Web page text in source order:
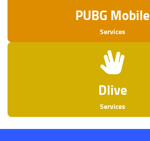
PUBG Mobile
Services
Dlive
Services